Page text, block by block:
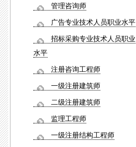
管理咨询师
广告专业技术人员职业水平
招标采购专业技术人员职业
水平
注册咨询工程师
一级注册建筑师
二级注册建筑师
监理工程师
一级注册结构工程师